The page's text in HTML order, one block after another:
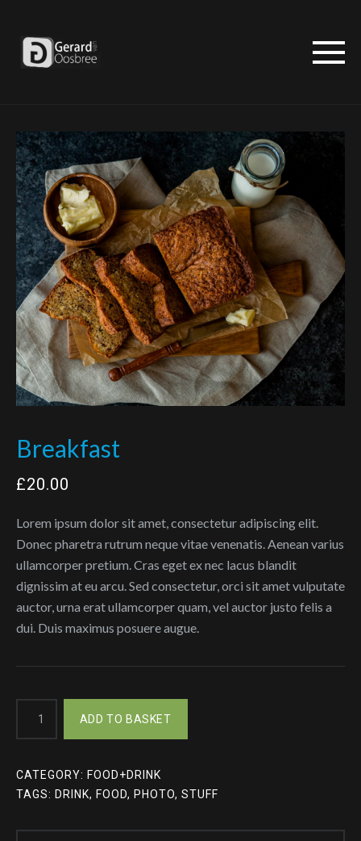
Breakfast
£20.00
Lorem ipsum dolor sit amet, consectetur adipiscing elit.
Donec pharetra rutrum neque vitae venenatis. Aenean varius
ullamcorper pretium. Cras eget ex nec lacus blandit
dignissim at eu arcu. Sed consectetur, orci sit amet vulputate
auctor, urna erat ullamcorper quam, vel auctor justo felis a
dui. Duis maximus posuere augue.
ADD TO BASKET
CATEGORY: FOOD+DRINK
TAGS: DRINK, FOOD, PHOTO, STUFF